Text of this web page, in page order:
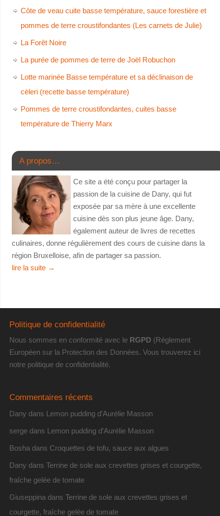
Côte de veau cuite basse température, sauce forestière et
pommes de terre croustifondantes (Les carnets de Julie)
La Forêt Noire
La purée de pommes de terre de Joël Robuchon
Lotte marinée Basse température et sa déclinaison de
cèleri (recette basse température)
Pommes de terre croustifondantes, cuites basse
température de Thierry Marx
A propos…
Ce site a été conçu pour partager la
passion de la cuisine de Dany, qui fut
exposée par sa mère à une excellente
cuisine dès son plus jeune âge. Dany,
également auteur de livres de recettes
culinaires, donne régulièrement des cours de cuisine dans la
région Bruxelloise, afin de partager sa passion.
lire la suite →
Politique de confidentialité
Nous sommes en conformité avec le RGPD (Réglement
Européen sur la Protection des Données. Vous trouverez ici
notre politique de confidentialité.
Commentaires récents
Dany dans Lemon pudding d’Aurélie Masson
sergedans Lemon pudding d’Aurélie Masson
Bosha dans Croquettes de tofu, sauce aux algues
Dany dans Terrine de sole aux crevettes grises et courgette,
fraîche gelée de tomate
Giuseppina dans Terrine de sole aux crevettes grises et
courgette, fraîche gelée de tomate